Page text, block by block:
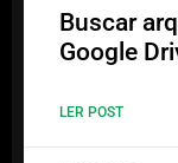
Buscar
Google
LER POST